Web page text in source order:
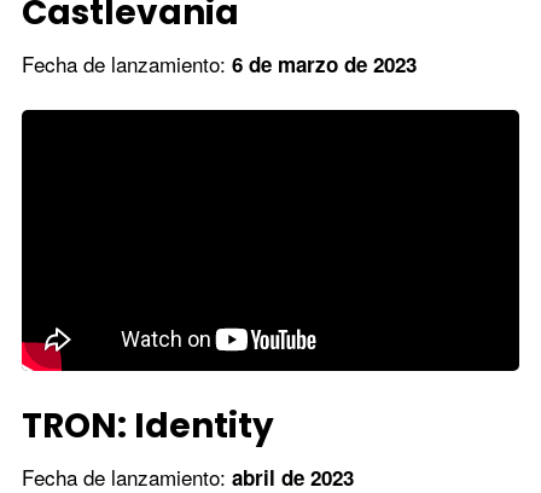
Castlevania
Fecha de lanzamiento: 6 de marzo de 2023
TRON: Identity
Fecha de lanzamiento: abril de 2023